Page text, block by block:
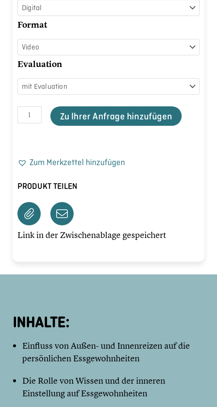
Format
Evaluation
Menge
Zu Ihrer Anfrage hinzufügen
Zum Merkzettel hinzufügen
PRODUKT TEILEN
Link in der Zwischenablage gespeichert
INHALTE:
Einfluss von Außen- und Innenreizen auf die
persönlichen Essgewohnheiten
Die Rolle von Wissen und der inneren
Einstellung auf Essgewohnheiten